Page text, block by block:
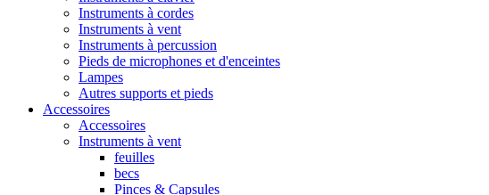
Instruments à cordes
Instruments à vent
Instruments à percussion
Pieds de microphones et d'enceintes
Lampes
Autres supports et pieds
Accessoires
Accessoires
Instruments à vent
feuilles
becs
Pinces & Capsules